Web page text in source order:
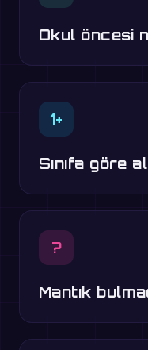
Okul öncesi
1+
Sınıfa göre
?
Mantık